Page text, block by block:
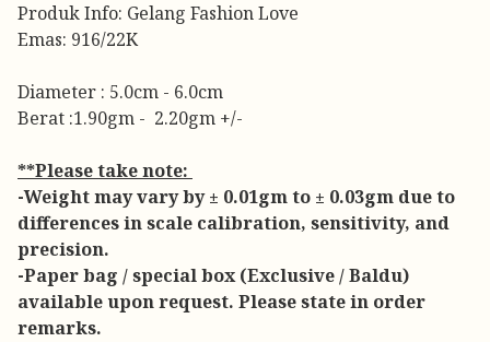
Produk Info: Gelang Fashion Love
Emas: 916/22K
Diameter : 5.0cm - 6.0cm
Berat :1.90gm - 2.20gm +/-
**Please take note:
-Weight may vary by ± 0.01gm to ± 0.03gm due to
differences in scale calibration, sensitivity, and
precision.
-Paper bag / special box (Exclusive / Baldu)
available upon request. Please state in order
remarks.